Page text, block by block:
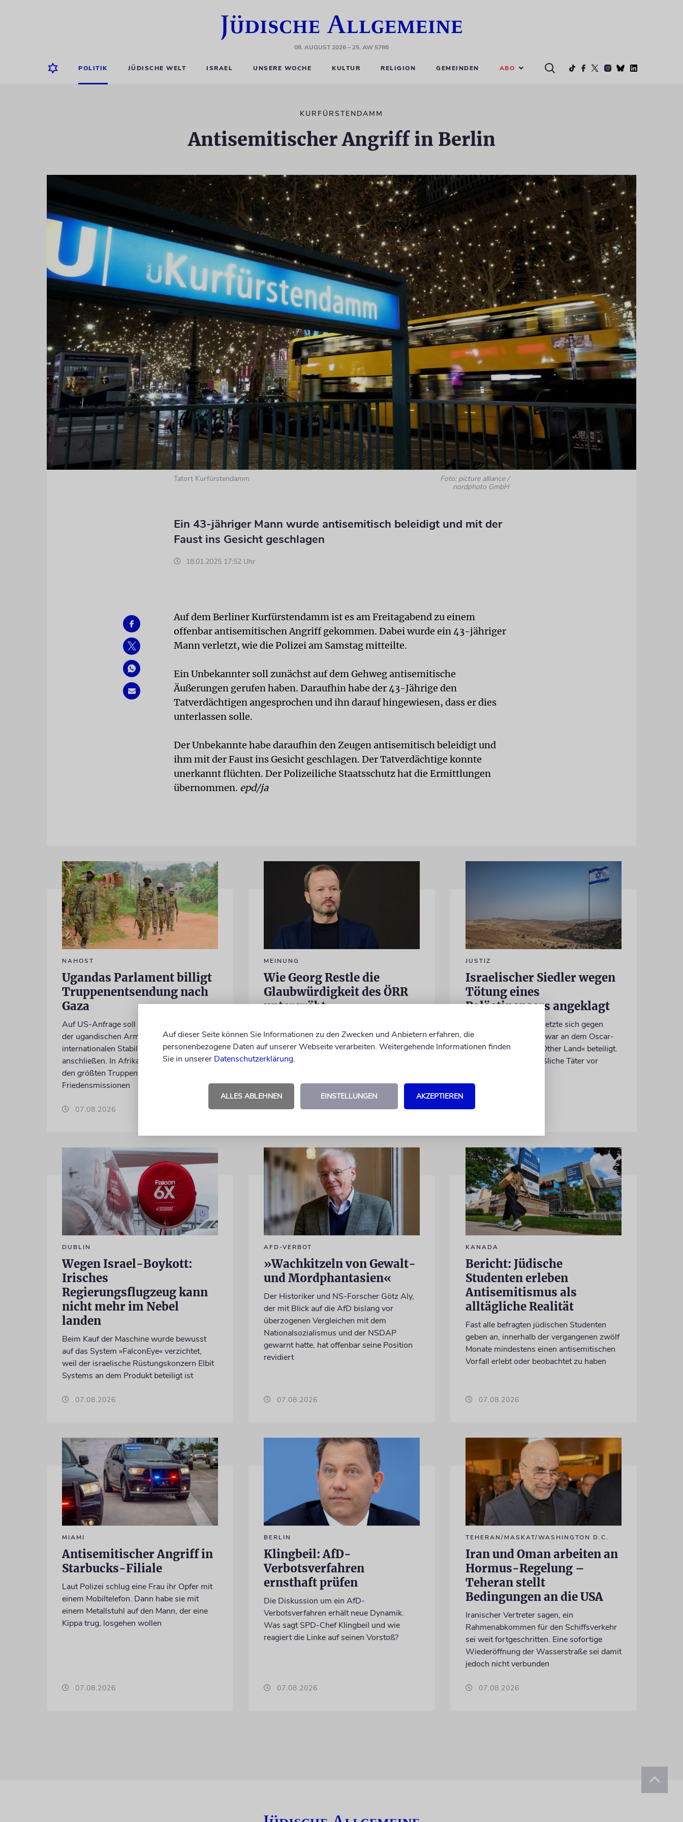
08. AUGUST 2026– 25. AW 5786
POLITIK JÜDISCHE WELT ISRAEL UNSERE WOCHE KULTUR RELIGION GEMEINDEN ABO
KURFÜRSTENDAMM
Antisemitischer Angriff in Berlin
Tatort Kurfürstendamm
Foto: picture alliance /
nordphoto GmbH
Ein 43-jähriger Mann wurde antisemitisch beleidigt und mit der
Faust ins Gesicht geschlagen
18.01.2025 17:52 Uhr
Auf dem Berliner Kurfürstendamm ist es am Freitagabend zu einem
offenbar antisemitischen Angriff gekommen. Dabei wurde ein 43-jähriger
Mann verletzt, wie die Polizei am Samstag mitteilte.
Ein Unbekannter soll zunächst auf dem Gehweg antisemitische
Äußerungen gerufen haben. Daraufhin habe der 43-Jährige den
Tatverdächtigen angesprochen und ihn darauf hingewiesen, dass er dies
unterlassen solle.
Der Unbekannte habe daraufhin den Zeugen antisemitisch beleidigt und
ihm mit der Faust ins Gesicht geschlagen. Der Tatverdächtige konnte
unerkannt flüchten. Der Polizeiliche Staatsschutz hat die Ermittlungen
übernommen. epd/ja
NAHOST
Ugandas Parlament billigt
Truppenentsendung nach
Gaza
Auf US-Anfrage soll sich ein Kontingent
der ugandischen Armee der geplanten
internationalen Stabilisierungstruppe
anschließen. In Afrika zählt das Land zu
den größten Truppenstellern für
Friedensmissionen
07.08.2026
MEINUNG
Wie Georg Restle die
Glaubwürdigkeit des ÖRR
untergräbt
Felix Schotland, Vorstand der Synagogen-
Gemeinde Köln, an WDR-
Programmdirektorin Andrea Schafarczyk
Schreiben im Wortlaut
von Felix Schotland
07.08.2026
JUSTIZ
Israelischer Siedler wegen
Tötung eines
Palästinensers angeklagt
Der getötete Aktivist setzte sich gegen
Siedlergewalt ein und war an dem Oscar-
prämierten Film »No Other Land« beteiligt.
Jetzt steht der mutmaßliche Täter vor
DUBLIN
Wegen Israel-Boykott:
Irisches
Regierungsflugzeug kann
nicht mehr im Nebel
landen
Beim Kauf der Maschine wurde bewusst
auf das System »FalconEye« verzichtet,
weil der israelische Rüstungskonzern Elbit
Systems an dem Produkt beteiligt ist
07.08.2026
AFD-VERBOT
»Wachkitzeln von Gewalt-
und Mordphantasien«
Der Historiker und NS-Forscher Götz Aly,
der mit Blick auf die AfD bislang vor
überzogenen Vergleichen mit dem
Nationalsozialismus und der NSDAP
gewarnt hatte, hat offenbar seine Position
revidiert
07.08.2026
KANADA
Bericht: Jüdische
Studenten erleben
Antisemitismus als
alltägliche Realität
Fast alle befragten jüdischen Studenten
geben an, innerhalb der vergangenen zwölf
Monate mindestens einen antisemitischen
Vorfall erlebt oder beobachtet zu haben
07.08.2026
MIAMI
Antisemitischer Angriff in
Starbucks-Filiale
Laut Polizei schlug eine Frau ihr Opfer mit
einem Mobiltelefon. Dann habe sie mit
einem Metallstuhl auf den Mann, der eine
Kippa trug, losgehen wollen
07.08.2026
BERLIN
Klingbeil: AfD-
Verbotsverfahren
ernsthaft prüfen
Die Diskussion um ein AfD-
Verbotsverfahren erhält neue Dynamik.
Was sagt SPD-Chef Klingbeil und wie
reagiert die Linke auf seinen Vorstoß?
07.08.2026
TEHERAN/MASKAT/WASHINGTON D.C.
Iran und Oman arbeiten an
Hormus-Regelung –
Teheran stellt
Bedingungen an die USA
Iranischer Vertreter sagen, ein
Rahmenabkommen für den Schiffsverkehr
sei weit fortgeschritten. Eine sofortige
Wiederöffnung der Wasserstraße sei damit
jedoch nicht verbunden
07.08.2026
Auf dieser Seite können Sie Informationen zu den Zwecken und Anbietern erfahren, die
personenbezogene Daten auf unserer Webseite verarbeiten. Weitergehende Informationen finden
Sie in unserer Datenschutzerklärung.
ALLES ABLEHNEN EINSTELLUNGEN AKZEPTIEREN